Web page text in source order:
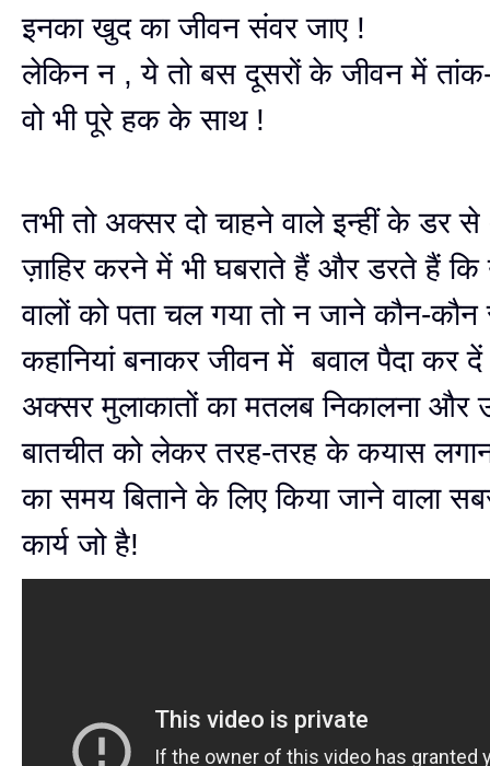
इनका खुद का जीवन संवर जाए !
लेकिन न , ये तो बस दूसरों के जीवन में
वो भी पूरे हक के साथ !
तभी तो अक्सर दो चाहने वाले इन्हीं के डर
ज़ाहिर करने में भी घबराते हैं और डरते हैं कि
वालों को पता चल गया तो न जाने कौन-कौन
कहानियां बनाकर जीवन में बवाल पैदा कर
अक्सर मुलाकातों का मतलब निकालना और
बातचीत को लेकर तरह-तरह के कयास
का समय बिताने के लिए किया जाने वाला
कार्य जो है!